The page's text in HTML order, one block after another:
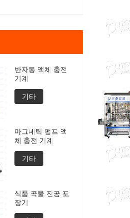
반자동 액체 충전
기계
기타
마그네틱 펌프 액
체 충전 기계
기타
식품 곡물 진공 포
장기